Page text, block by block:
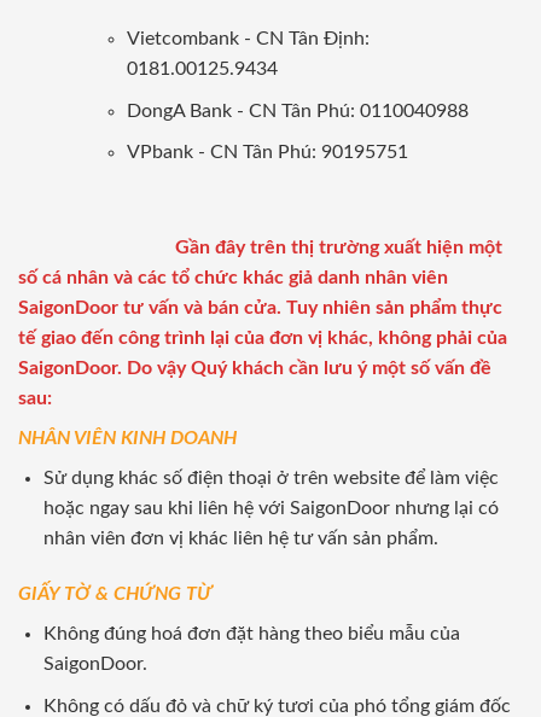
Vietcombank - CN Tân Định:
0181.00125.9434
DongA Bank - CN Tân Phú: 0110040988
VPbank - CN Tân Phú: 90195751
Gần đây trên thị trường xuất hiện một
số cá nhân và các tổ chức khác giả danh nhân viên
SaigonDoor tư vấn và bán cửa. Tuy nhiên sản phẩm thực
tế giao đến công trình lại của đơn vị khác, không phải của
SaigonDoor. Do vậy Quý khách cần lưu ý một số vấn đề
sau:
NHÂN VIÊN KINH DOANH
Sử dụng khác số điện thoại ở trên website để làm việc
hoặc ngay sau khi liên hệ với SaigonDoor nhưng lại có
nhân viên đơn vị khác liên hệ tư vấn sản phẩm.
GIẤY TỜ & CHỨNG TỪ
Không đúng hoá đơn đặt hàng theo biểu mẫu của
SaigonDoor.
Không có dấu đỏ và chữ ký tươi của phó tổng giám đốc